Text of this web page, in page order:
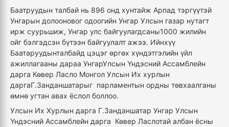
Баатруудын талбай нь 896 онд хунтайж Арпад тэргүүтэй
Унгарын долооновог одоогийн Унгар Улсын газар нутагт
ирж суурьшиж, Унгар улс байгуулагдсаны1000 жилийн
ойг бэлгэдсэн бүтээн байгуулалт ажээ. Ийнхүү
Баатаруудынталбайд цэцэг өргөх хүндэтгэлийн үйл
ажиллагааны дараа УнгарУлсын Үндэсний Ассамблейн
дарга Көвер Ласло Монгол Улсын Их хурлын
даргаГ.Занданшатарыг парламентын ордны төвхаалганы
өмнө угтан авах ёслол боллоо.
Улсын Их Хурлын дарга Г.Занданшатар Унгар Улсын
Үндэсний Ассамблейн дарга Көвер Ласлотай албан ёсны